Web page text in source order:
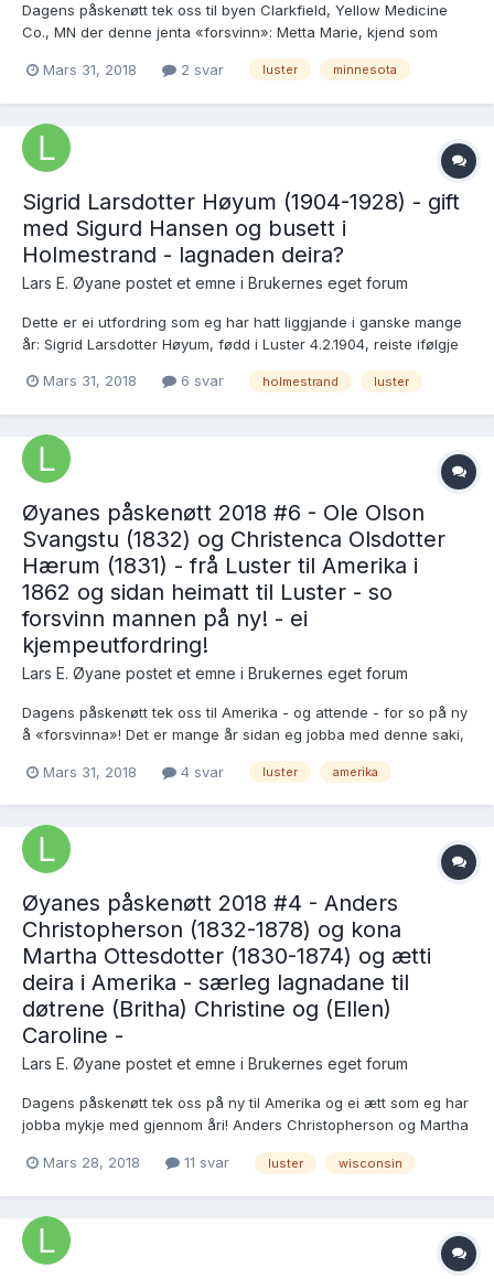
Dagens påskenøtt tek oss til byen Clarkfield, Yellow Medicine
Co., MN der denne jenta «forsvinn»: Metta Marie, kjend som
av Anders Christopherson og kona Cathrina Dorthea
Mars 31, 2018 2 svar luster minnesota
Sigrid Larsdotter Høyum (1904-1928) - gift
med Sigurd Hansen og busett i
Holmestrand - lagnaden deira?
Lars E. Øyane postet et emne i Brukernes eget forum
Dette er ei utfordring som eg har hatt liggjande i ganske mange
år: Sigrid Larsdotter Høyum, fødd i Luster 4.2.1904, reiste ifølgje
ein Sigurd Hansen, men ifølgje slekti døydde ho i Holmestrand alt
Mars 31, 2018 6 svar holmestrand luster
Øyanes påskenøtt 2018 #6 - Ole Olson
Svangstu (1832) og Christenca Olsdotter
Hærum (1831) - frå Luster til Amerika i
1862 og sidan heimatt til Luster - so
forsvinn mannen på ny! - ei
kjempeutfordring!
Lars E. Øyane postet et emne i Brukernes eget forum
Dagens påskenøtt tek oss til Amerika - og attende - for so på ny
å «forsvinna»! Det er mange år sidan eg jobba med denne saki,
Eg saksar frå manuskriptet mitt, husmannsplassen Skogane
Mars 31, 2018 4 svar luster amerika
Øyanes påskenøtt 2018 #4 - Anders
Christopherson (1832-1878) og kona
Martha Ottesdotter (1830-1874) og ætti
deira i Amerika - særleg lagnadane til
døtrene (Britha) Christine og (Ellen)
Caroline -
Lars E. Øyane postet et emne i Brukernes eget forum
Dagens påskenøtt tek oss på ny til Amerika og ei ætt som eg har
jobba mykje med gjennom åri! Anders Christopherson og Martha
etter barselseng i 1874, levde ikkje Anders lenger enn til 1878, og
Mars 28, 2018 11 svar luster wisconsin